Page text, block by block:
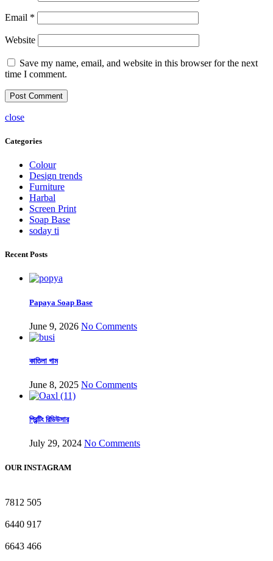
Email *
Website
Save my name, email, and website in this browser for the next
time I comment.
close
Categories
Colour
Design trends
Furniture
Harbal
Screen Print
Soap Base
soday ti
Recent Posts
Papaya Soap Base
June 9, 2026 No Comments
কাতিলা গাম
June 8, 2025 No Comments
প্রিন্টিং রিডিউসার
July 29, 2024 No Comments
OUR INSTAGRAM
7812 505
6440 917
6643 466